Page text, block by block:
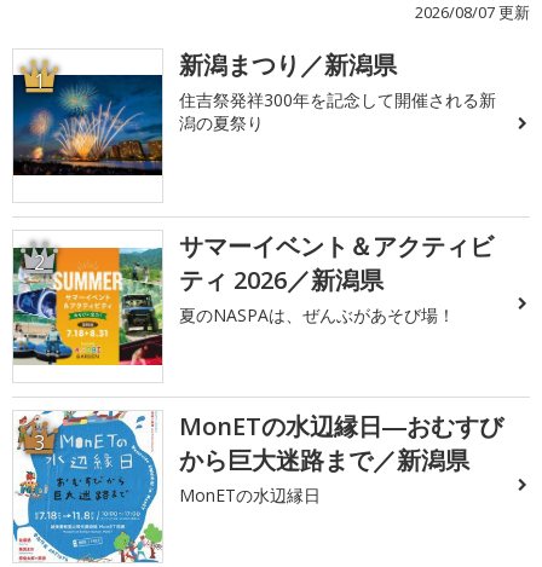
2026/08/07 更新
1 新潟まつり／新潟県
住吉祭発祥300年を記念して開催される新
潟の夏祭り
2
サマーイベント＆アクティビ
ティ 2026／新潟県
夏のNASPAは、ぜんぶがあそび場！
3
MonETの水辺縁日―おむすび
から巨大迷路まで／新潟県
MonETの水辺縁日